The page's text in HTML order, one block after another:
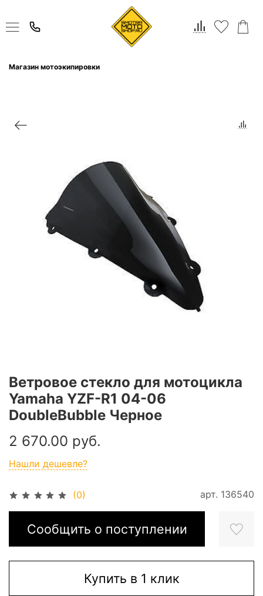
Магазин мотоэкипировки
(0) арт. 136540
Ветровое стекло для мотоцикла
Yamaha YZF-R1 04-06
DoubleBubble Черное
2 670.00 руб.
Нашли дешевле?
Сообщить о поступлении
Купить в 1 клик